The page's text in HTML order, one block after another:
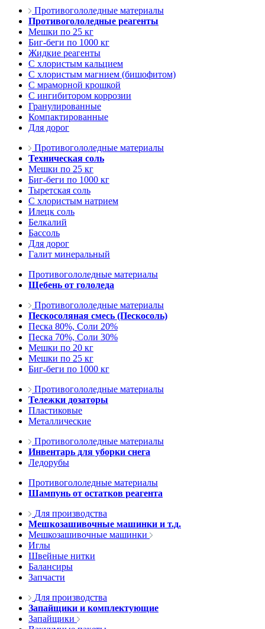
Противогололедные материалы
Противогололедные реагенты
Мешки по 25 кг
Биг-беги по 1000 кг
Жидкие реагенты
С хлористым кальцием
С хлористым магнием (бишофитом)
С мраморной крошкой
С ингибитором коррозии
Гранулированные
Компактированные
Для дорог
Противогололедные материалы
Техническая соль
Мешки по 25 кг
Биг-беги по 1000 кг
Тыретская соль
С хлористым натрием
Илецк соль
Белкалий
Бассоль
Для дорог
Галит минеральный
Противогололедные материалы
Щебень от гололеда
Противогололедные материалы
Пескосоляная смесь (Пескосоль)
Песка 80%, Соли 20%
Песка 70%, Соли 30%
Мешки по 20 кг
Мешки по 25 кг
Биг-беги по 1000 кг
Противогололедные материалы
Тележки дозаторы
Пластиковые
Металлические
Противогололедные материалы
Инвентарь для уборки снега
Ледорубы
Противогололедные материалы
Шампунь от остатков реагента
Для производства
Мешкозашивочные машинки и т.д.
Мешкозашивочные машинки
Иглы
Швейные нитки
Балансиры
Запчасти
Для производства
Запайщики и комплектующие
Запайщики